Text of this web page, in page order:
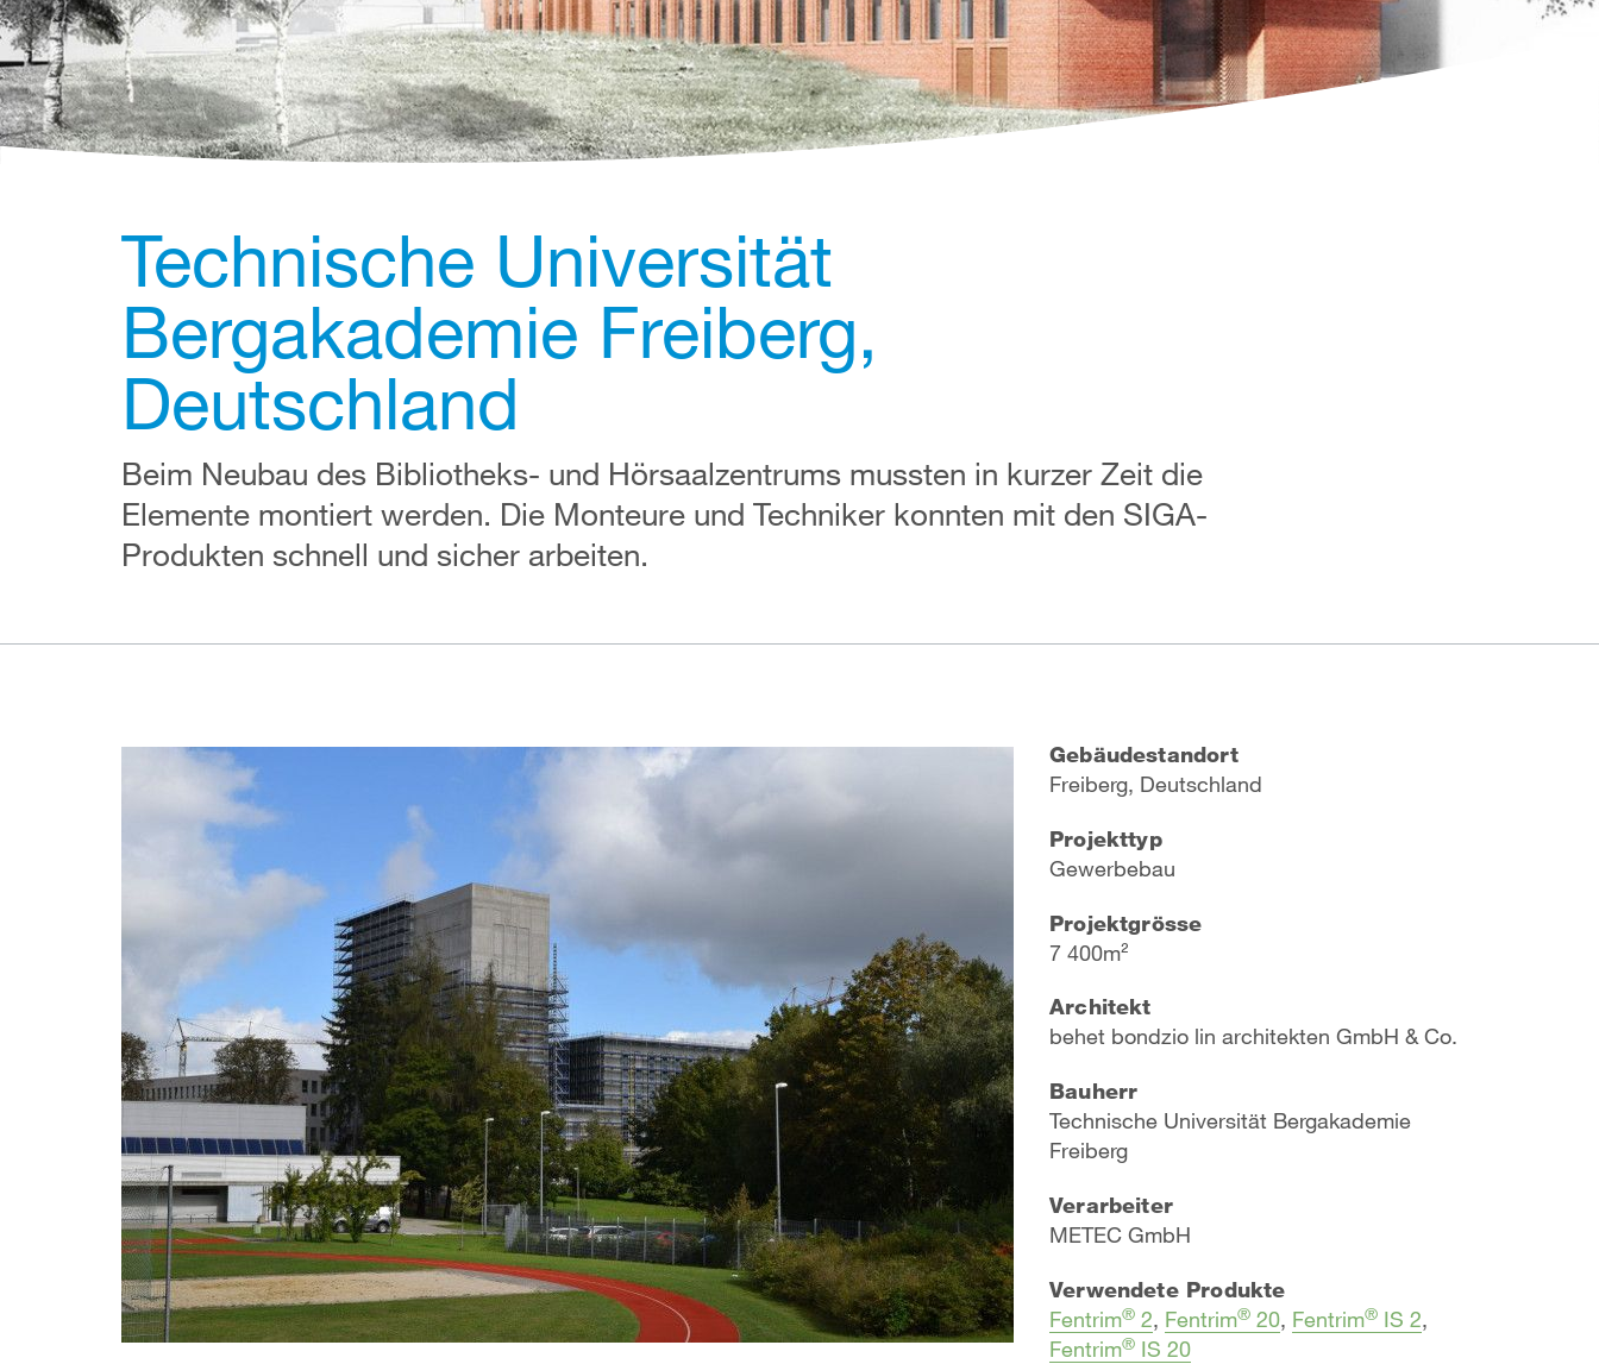
Technische Universität
Bergakademie Freiberg,
Deutschland
Beim Neubau des Bibliotheks- und Hörsaalzentrums mussten in kurzer Zeit die
Elemente montiert werden. Die Monteure und Techniker konnten mit den SIGA-
Produkten schnell und sicher arbeiten.
Gebäudestandort
Freiberg, Deutschland
Projekttyp
Gewerbebau
Projektgrösse
7 400m²
Architekt
behet bondzio lin architekten GmbH & Co.
Bauherr
Technische Universität Bergakademie
Freiberg
Verarbeiter
METEC GmbH
Verwendete Produkte
Fentrim® 2, Fentrim® 20, Fentrim® IS 2,
Fentrim® IS 20